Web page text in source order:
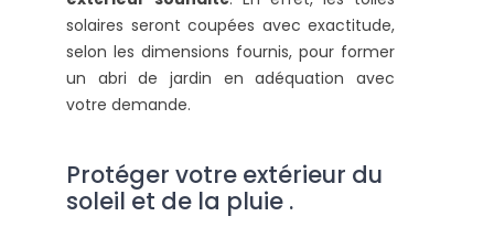
solaires seront coupées avec exactitude,
selon les dimensions fournis, pour former
un abri de jardin en adéquation avec
votre demande.
Protéger votre extérieur du
soleil et de la pluie .